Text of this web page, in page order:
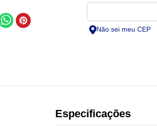
Não sei meu CEP
Especificações